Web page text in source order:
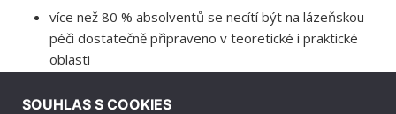
více než 80 % absolventů se necítí být na lázeňskou
péči dostatečně připraveno v teoretické i praktické
oblasti
.
SOUHLAS S COOKIES